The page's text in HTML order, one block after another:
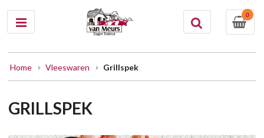
0
Home Vleeswaren Grillspek
GRILLSPEK